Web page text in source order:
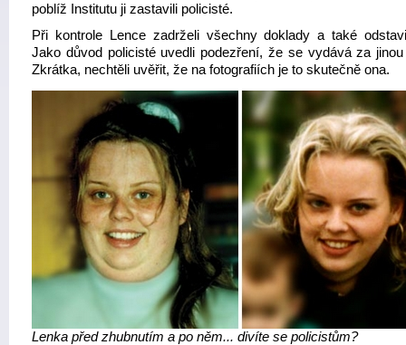
poblíž Institutu ji zastavili policisté.
Při kontrole Lence zadrželi všechny doklady a také
Jako důvod policisté uvedli podezření, že se vydává za
Zkrátka, nechtěli uvěřit, že na fotografiích je to skutečně ona.
Lenka před zhubnutím a po něm... divíte se policistům?